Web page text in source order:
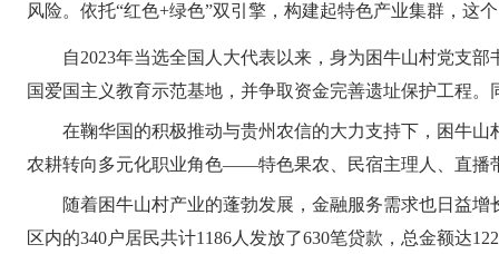
风险。依托“红色+绿色”双引擎，构建起特色产业集群，这
自2023年当选全国人大代表以来，身为困牛山村党支
国爱国主义教育示范基地，并争取资金完善遗址保护工程
在鞠华国的积极推动与贵州农信的大力支持下，困牛
农耕转向多元化职业角色——特色果农、民宿主理人、直播
随着困牛山村产业的蓬勃发展，金融服务需求也日益
区内的340户居民共计1186人发放了630笔贷款，总金额达